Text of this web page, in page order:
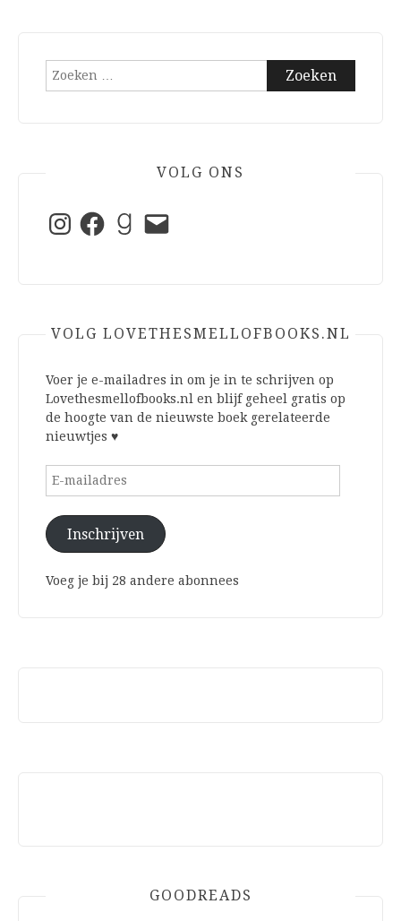
Zoeken
VOLG ONS
InstagramFacebookGoodreads
E-
mail
VOLG LOVETHESMELLOFBOOKS.NL
Voer je e-mailadres in om je in te schrijven op
Lovethesmellofbooks.nl en blijf geheel gratis op
de hoogte van de nieuwste boek gerelateerde
nieuwtjes ♥
E-
Inschrijven
Voeg je bij 28 andere abonnees
GOODREADS